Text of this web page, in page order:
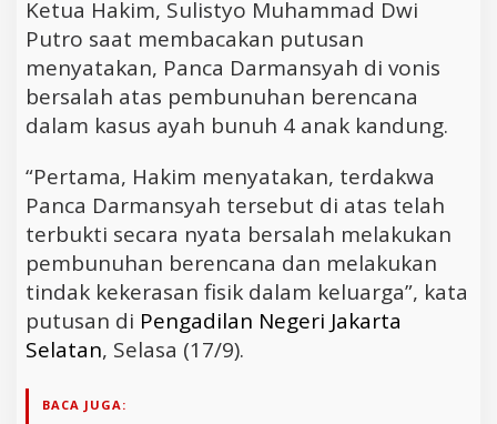
Ketua Hakim, Sulistyo Muhammad Dwi
Putro saat membacakan putusan
menyatakan, Panca Darmansyah di vonis
bersalah atas pembunuhan berencana
dalam kasus ayah bunuh 4 anak kandung.
“Pertama, Hakim menyatakan, terdakwa
Panca Darmansyah tersebut di atas telah
terbukti secara nyata bersalah melakukan
pembunuhan berencana dan melakukan
tindak kekerasan fisik dalam keluarga”, kata
putusan di Pengadilan Negeri Jakarta
Selatan, Selasa (17/9).
BACA JUGA: